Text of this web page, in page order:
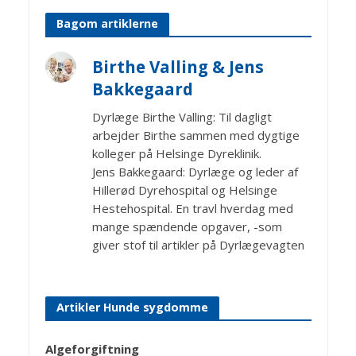
Bagom artiklerne
Birthe Valling & Jens
Bakkegaard
Dyrlæge Birthe Valling: Til dagligt
arbejder Birthe sammen med dygtige
kolleger på Helsinge Dyreklinik.
Jens Bakkegaard: Dyrlæge og leder af
Hillerød Dyrehospital og Helsinge
Hestehospital. En travl hverdag med
mange spændende opgaver, -som
giver stof til artikler på Dyrlægevagten
Artikler Hunde sygdomme
Algeforgiftning